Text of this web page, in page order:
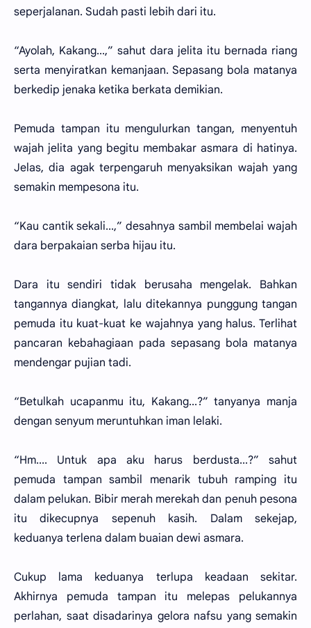
seperjalanan. Sudah pasti lebih dari itu.
“Ayolah, Kakang...,” sahut dara jelita itu bernada riang
serta menyiratkan kemanjaan. Sepasang bola matanya
berkedip jenaka ketika berkata demikian.
Pemuda tampan itu mengulurkan tangan, menyentuh
wajah jelita yang begitu membakar asmara di hatinya.
Jelas, dia agak terpengaruh menyaksikan wajah yang
semakin mempesona itu.
“Kau cantik sekali...,” desahnya sambil membelai wajah
dara berpakaian serba hijau itu.
Dara itu sendiri tidak berusaha mengelak. Bahkan
tangannya diangkat, lalu ditekannya punggung tangan
pemuda itu kuat-kuat ke wajahnya yang halus. Terlihat
pancaran kebahagiaan pada sepasang bola matanya
mendengar pujian tadi.
“Betulkah ucapanmu itu, Kakang...?” tanyanya manja
dengan senyum meruntuhkan iman lelaki.
“Hm.... Untuk apa aku harus berdusta...?” sahut
pemuda tampan sambil menarik tubuh ramping itu
dalam pelukan. Bibir merah merekah dan penuh pesona
itu dikecupnya sepenuh kasih. Dalam sekejap,
keduanya terlena dalam buaian dewi asmara.
Cukup lama keduanya terlupa keadaan sekitar.
Akhirnya pemuda tampan itu melepas pelukannya
perlahan, saat disadarinya gelora nafsu yang semakin